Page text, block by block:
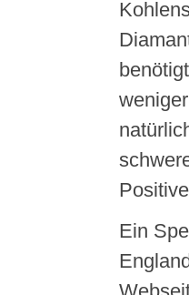
Ein